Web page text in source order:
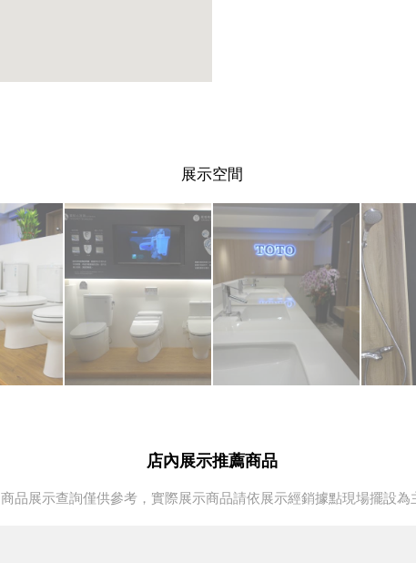
展示空間
店內展示推薦商品
商品展示查詢僅供參考，實際展示商品請依展示經銷據點現場擺設為